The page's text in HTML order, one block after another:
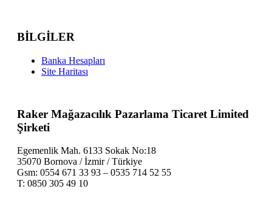
BİLGİLER
Banka Hesapları
Site Haritası
Raker Mağazacılık Pazarlama Ticaret Limited
Şirketi
Egemenlik Mah. 6133 Sokak No:18
35070 Bornova / İzmir / Türkiye
Gsm: 0554 671 33 93 – 0535 714 52 55
T: 0850 305 49 10